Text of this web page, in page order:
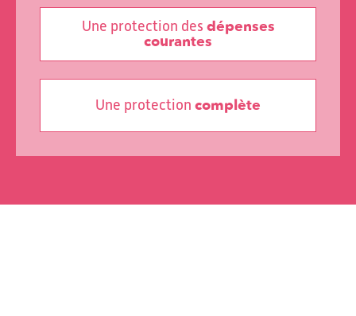
Une protection des dépenses
courantes
Une protection complète